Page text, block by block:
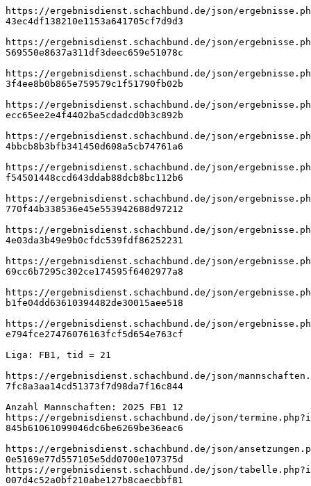
https://ergebnisdienst.schachbund.de/json/
43ec4df138210e1153a641705cf7d9d3
https://ergebnisdienst.schachbund.de/json/
569550e8637a311df3deec659e51078c
https://ergebnisdienst.schachbund.de/json/
3f4ee8b0b865e759579c1f51790fb02b
https://ergebnisdienst.schachbund.de/json/
ecc65ee2e4f4402ba5cdadcd0b3c892b
https://ergebnisdienst.schachbund.de/json/
4bbcb8b3bfb341450d608a5cb74761a6
https://ergebnisdienst.schachbund.de/json/
f54501448ccd643ddab88dcb8bc112b6
https://ergebnisdienst.schachbund.de/json/
770f44b338536e45e553942688d97212
https://ergebnisdienst.schachbund.de/json/
4e03da3b49e9b0cfdc539fdf86252231
https://ergebnisdienst.schachbund.de/json/
69cc6b7295c302ce174595f6402977a8
https://ergebnisdienst.schachbund.de/json/
b1fe04dd63610394482de30015aee518
https://ergebnisdienst.schachbund.de/json/
e794fce27476076163fcf5d654e763cf
Liga: FB1, tid = 21
https://ergebnisdienst.schachbund.de/json/
7fc8a3aa14cd51373f7d98da7f16c844
Anzahl Mannschaften: 2025 FB1 12
https://ergebnisdienst.schachbund.de/json/
845b61061099046dc6be6269be36eac6
https://ergebnisdienst.schachbund.de/json/
0e5169e77d557105e5dd0700e107375d
https://ergebnisdienst.schachbund.de/json/
007d4c52a0bf210abe127b8caecbbf81